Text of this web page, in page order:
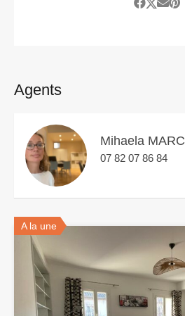
Agents
Mihaela MARC
07 82 07 86 84
A la une